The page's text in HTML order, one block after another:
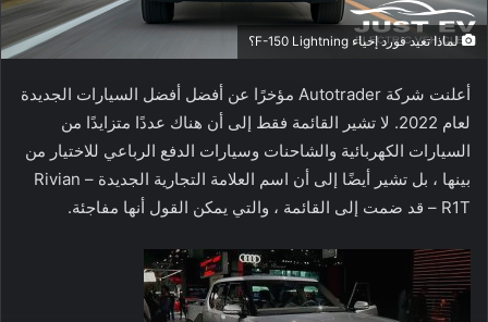
لماذا تعيد فورد إحياء F-150 Lightning؟
أعلنت شركة Autotrader مؤخرًا عن أفضل أفضل السيارات الجديدة
لعام 2022. لا تشير القائمة فقط إلى أن هناك عددًا متزايدًا من
السيارات الكهربائية والشاحنات وسيارات الدفع الرباعي للاختيار من
بينها ، بل تشير أيضًا إلى أن اسم العلامة التجارية الجديدة – Rivian
R1T – قد ضمت إلى القائمة ، والتي يمكن القول أنها مفاجئة.